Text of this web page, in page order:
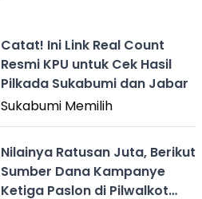
Catat! Ini Link Real Count
Resmi KPU untuk Cek Hasil
Pilkada Sukabumi dan Jabar
Sukabumi Memilih
Nilainya Ratusan Juta, Berikut
Sumber Dana Kampanye
Ketiga Paslon di Pilwalkot